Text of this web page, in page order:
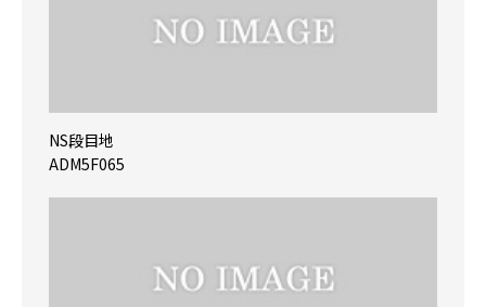
NS段目地
ADM5F065